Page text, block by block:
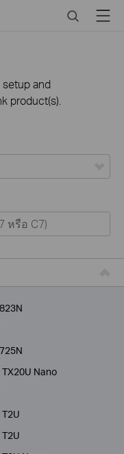
SearchMenu
and
product(s).
Nano